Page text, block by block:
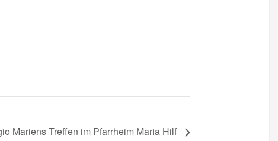
Mariens Treffen im Pfarrheim Maria Hilf